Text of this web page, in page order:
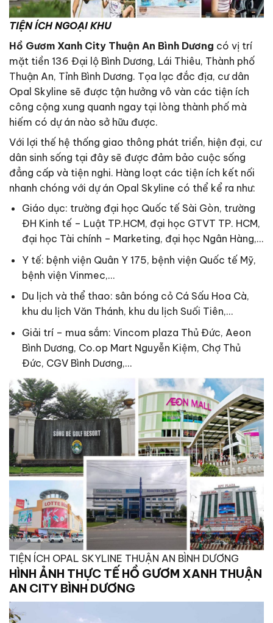
TIỆN ÍCH NGOẠI KHU
Hồ Gươm Xanh City Thuận An Bình Dương có vị trí
mặt tiền 136 Đại lộ Bình Dương, Lái Thiêu, Thành phố
Thuận An, Tỉnh Bình Dương. Tọa lạc đắc địa, cư dân
Opal Skyline sẽ được tận hưởng vô vàn các tiện ích
công cộng xung quanh ngay tại lòng thành phố mà
hiếm có dự án nào sở hữu được.
Với lợi thế hệ thống giao thông phát triển, hiện đại, cư
dân sinh sống tại đây sẽ được đảm bảo cuộc sống
đẳng cấp và tiện nghi. Hàng loạt các tiện ích kết nối
nhanh chóng với dự án Opal Skyline có thể kể ra như:
Giáo dục: trường đại học Quốc tế Sài Gòn, trường
ĐH Kinh tế – Luật TP.HCM, đại học GTVT TP. HCM,
đại học Tài chính – Marketing, đại học Ngân Hàng,…
Y tế: bệnh viện Quân Y 175, bệnh viện Quốc tế Mỹ,
bệnh viện Vinmec,…
Du lịch và thể thao: sân bóng cỏ Cá Sấu Hoa Cà,
khu du lịch Văn Thánh, khu du lịch Suối Tiên,…
Giải trí – mua sắm: Vincom plaza Thủ Đức, Aeon
Bình Dương, Co.op Mart Nguyễn Kiệm, Chợ Thủ
Đức, CGV Bình Dương,…
TIỆN ÍCH OPAL SKYLINE THUẬN AN BÌNH DƯƠNG
HÌNH ẢNH THỰC TẾ HỒ GƯƠM XANH THUẬN
AN CITY BÌNH DƯƠNG